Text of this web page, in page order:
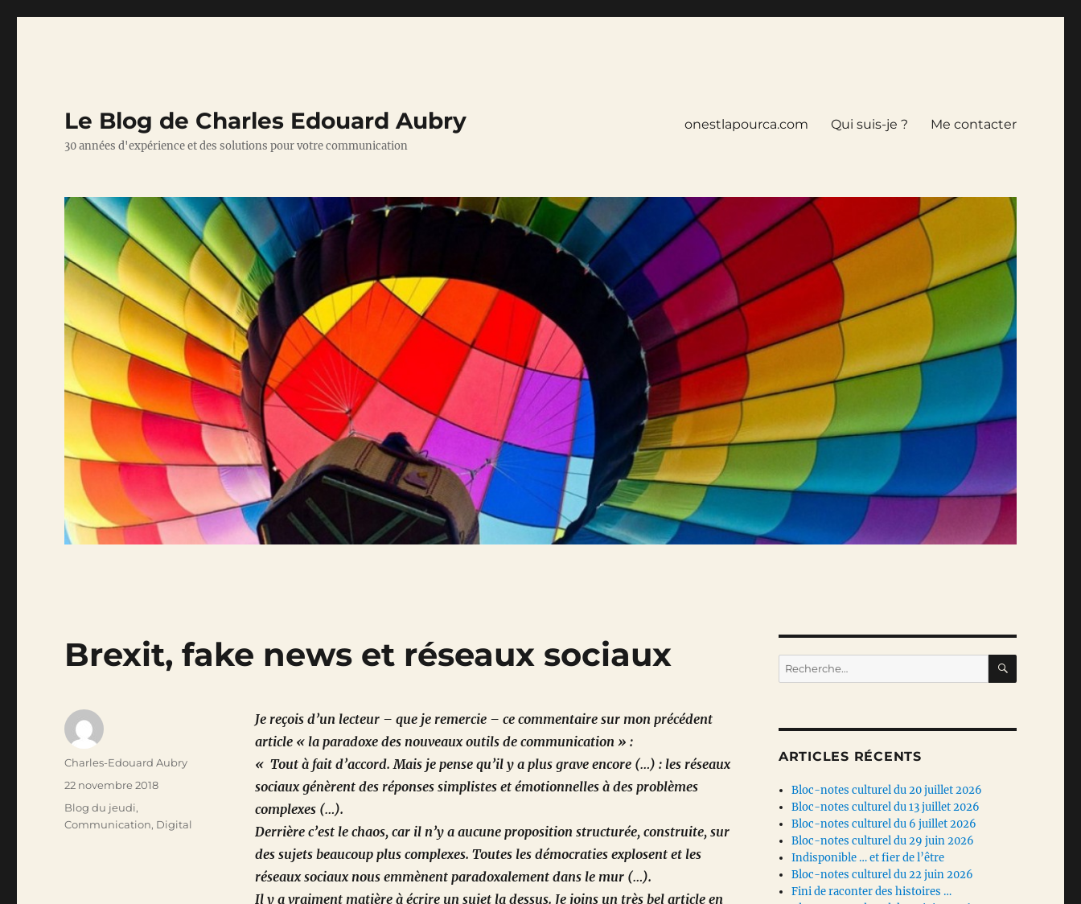
Le Blog de Charles Edouard Aubry
30 années d'expérience et des solutions pour votre communication
onestlapourca.com Qui suis-je ? Me contacter
Brexit, fake news et réseaux sociaux
Je reçois d’un lecteur – que je remercie – ce commentaire sur mon précédent
article « la paradoxe des nouveaux outils de communication » :
« Tout à fait d’accord. Mais je pense qu’il y a plus grave encore (…) : les réseaux
sociaux génèrent des réponses simplistes et émotionnelles à des problèmes
complexes (…).
Derrière c’est le chaos, car il n’y a aucune proposition structurée, construite, sur
des sujets beaucoup plus complexes. Toutes les démocraties explosent et les
réseaux sociaux nous emmènent paradoxalement dans le mur (…).
Il y a vraiment matière à écrire un sujet la dessus. Je joins un très bel article en
Auteur
Charles-Edouard Aubry
Publié
le
22 novembre 2018
Catégories
Blog du jeudi,
Communication, Digital
Recherche
pour :
ARTICLES RÉCENTS
Bloc-notes culturel du 20 juillet 2026
Bloc-notes culturel du 13 juillet 2026
Bloc-notes culturel du 6 juillet 2026
Bloc-notes culturel du 29 juin 2026
Indisponible … et fier de l’être
Bloc-notes culturel du 22 juin 2026
Fini de raconter des histoires …